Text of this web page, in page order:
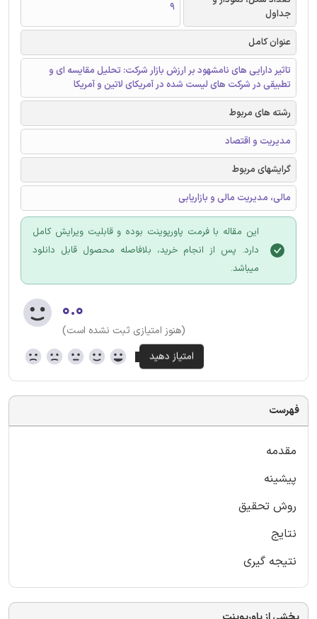
جداول
9
عنوان کامل
تاثیر دارایی های نامشهود بر ارزش بازار شرکت: تحلیل مقایسه ای و
تطبیقی در شرکت های لیست شده در آمریکای لاتین و آمریکا
رشته های مربوط
مدیریت و اقتصاد
گرایشهای مربوط
مالی، مدیریت مالی و بازاریابی
این مقاله با فرمت پاورپوینت بوده و قابلیت ویرایش کامل
دارد. پس از انجام خرید، بلافاصله محصول قابل دانلود
میباشد.
۰.۰
(هنوز امتیازی ثبت نشده است)
فهرست
مقدمه
پیشینه
روش تحقیق
نتایج
نتیجه گیری